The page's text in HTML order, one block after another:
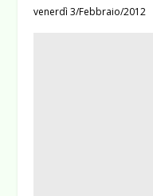
venerdì 3/Febbraio/2012